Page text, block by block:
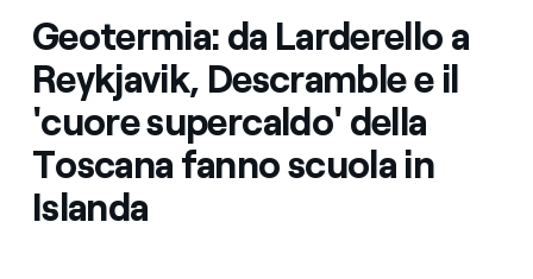
Geotermia: da Larderello a
Reykjavik, Descramble e il
'cuore supercaldo' della
Toscana fanno scuola in
Islanda